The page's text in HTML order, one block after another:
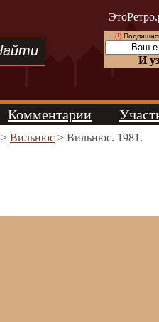
(!)
И
Комментарии
> Вильнюс > Вильнюс. 1981.